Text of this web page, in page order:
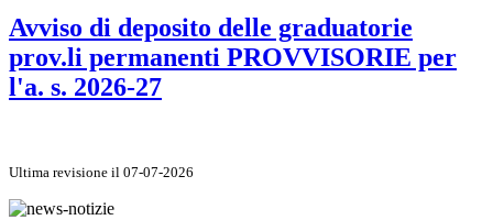
Avviso di deposito delle graduatorie
prov.li permanenti PROVVISORIE per
l'a. s. 2026-27
Ultima revisione il 07-07-2026